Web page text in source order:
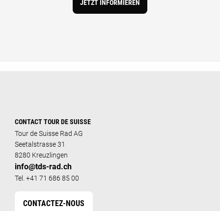
JETZT INFORMIEREN
CONTACT TOUR DE SUISSE
Tour de Suisse Rad AG
Seetalstrasse 31
8280 Kreuzlingen
info@tds-rad.ch
Tel. +41 71 686 85 00
CONTACTEZ-NOUS